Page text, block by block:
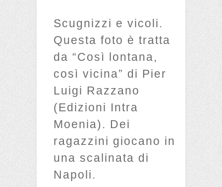
Scugnizzi e vicoli.
Questa foto è tratta
da “Così lontana,
così vicina” di Pier
Luigi Razzano
(Edizioni Intra
Moenia). Dei
ragazzini giocano in
una scalinata di
Napoli.